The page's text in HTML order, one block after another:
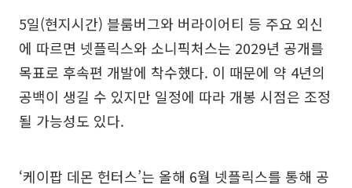
5일(현지시간) 블룸버그와 버라이어티 등 주요 외신
에 따르면 넷플릭스와 소니픽처스는 2029년 공개를
목표로 후속편 개발에 착수했다. 이 때문에 약 4년의
공백이 생길 수 있지만 일정에 따라 개봉 시점은 조정
될 가능성도 있다.
‘케이팝 데몬 헌터스’는 올해 6월 넷플릭스를 통해 공